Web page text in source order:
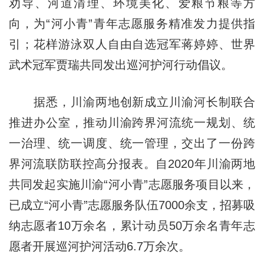
劝导、河道清理、环境美化、爱粮节粮等方
向，为“河小青”青年志愿服务精准发力提供指
引；花样游泳双人自由自选冠军蒋婷婷、世界
武术冠军贾瑞共同发出巡河护河行动倡议。
据悉，川渝两地创新成立川渝河长制联合
推进办公室，推动川渝跨界河流统一规划、统
一治理、统一调度、统一管理，交出了一份跨
界河流联防联控高分报表。自2020年川渝两地
共同发起实施川渝“河小青”志愿服务项目以来，
已成立“河小青”志愿服务队伍7000余支，招募吸
纳志愿者10万余名，累计动员50万余名青年志
愿者开展巡河护河活动6.7万余次。